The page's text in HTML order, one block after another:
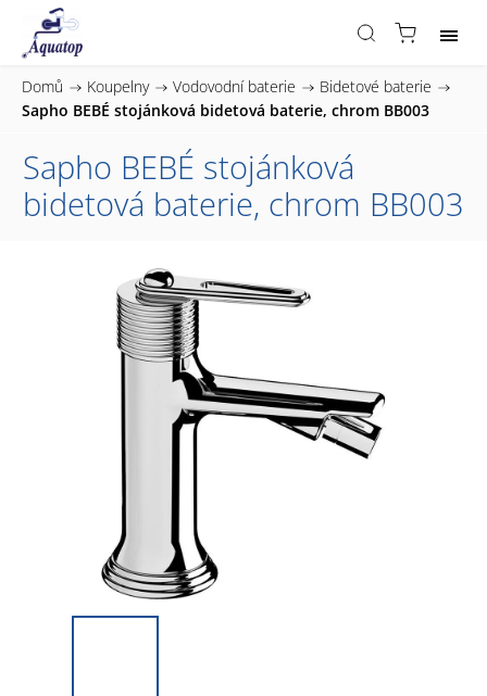
Domů / Koupelny / Vodovodní baterie / Bidetové baterie /
Sapho BEBÉ stojánková bidetová baterie, chrom BB003
Sapho BEBÉ stojánková
bidetová baterie, chrom BB003